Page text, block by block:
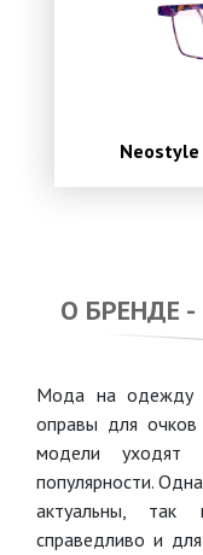
Neostyle
О БРЕНДЕ -
Мода на одежду
оправы для очков
модели
популярности.
актуальны, так
справедливо и